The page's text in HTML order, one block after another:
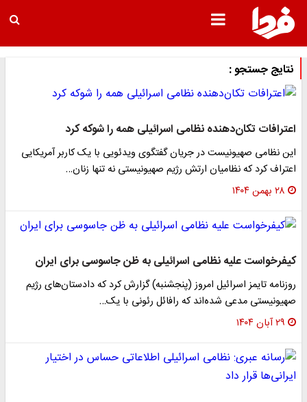
نتایج جستجو :
اعترافات تکان‌دهنده نظامی اسرائیلی همه را شوکه کرد
این نظامی صهیونیست در جریان گفتگوی ویدئویی با یک کاربر آمریکایی
اعتراف کرد که نظامیان ارتش رژیم صهیونیستی نه تنها زنان…
۲۸ بهمن ۱۴۰۴
کیفرخواست علیه نظامی اسرائیلی به ظن جاسوسی برای ایران
روزنامه تایمز اسرائیل امروز (پنجشنبه) گزارش کرد که دادستان‌های رژیم
صهیونیستی مدعی شده‌اند که رافائل رئونی با یک…
۲۹ آبان ۱۴۰۴